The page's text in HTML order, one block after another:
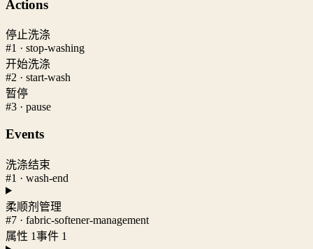
Actions
停止洗涤
#1 · stop-washing
开始洗涤
#2 · start-wash
暂停
#3 · pause
Events
洗涤结束
#1 · wash-end
柔顺剂管理
#7 · fabric-softener-management
属性 1事件 1